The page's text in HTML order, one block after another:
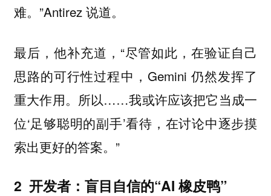
难。”Antirez 说道。
最后，他补充道，“尽管如此，在验证自己
思路的可行性过程中，Gemini 仍然发挥了
重大作用。所以……我或许应该把它当成一
位‘足够聪明的副手’看待，在讨论中逐步摸
索出更好的答案。”
2 开发者：盲目自信的“AI 橡皮鸭”